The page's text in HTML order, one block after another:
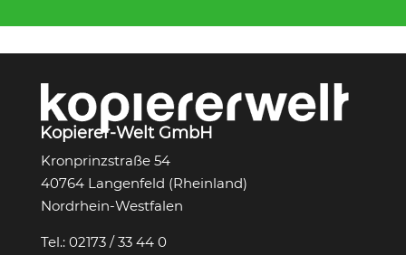
Kopierer-Welt GmbH
Kronprinzstraße 54
40764 Langenfeld (Rheinland)
Nordrhein-Westfalen
Tel.: 02173 / 33 44 0